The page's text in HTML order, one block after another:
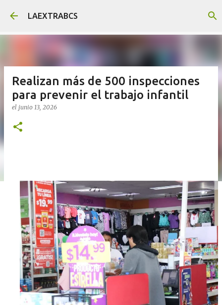
Ir al contenido principal
LAEXTRABCS
Realizan más de 500 inspecciones
para prevenir el trabajo infantil
el junio 13, 2026